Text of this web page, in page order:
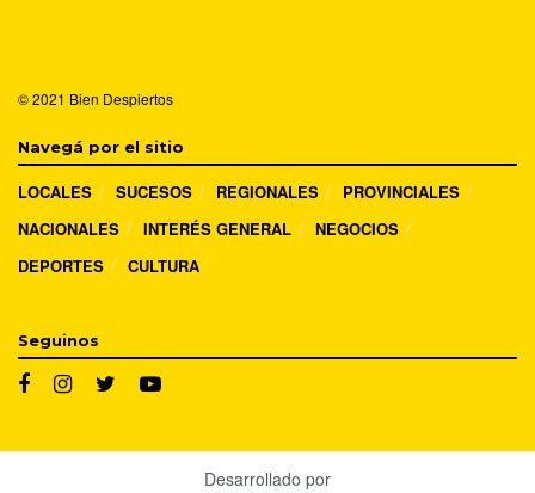
© 2021 Bien Despiertos
Navegá por el sitio
LOCALES SUCESOS REGIONALES
PROVINCIALES
NACIONALES
INTERÉS GENERAL
NEGOCIOS
DEPORTES
CULTURA
Seguinos
Desarrollado por